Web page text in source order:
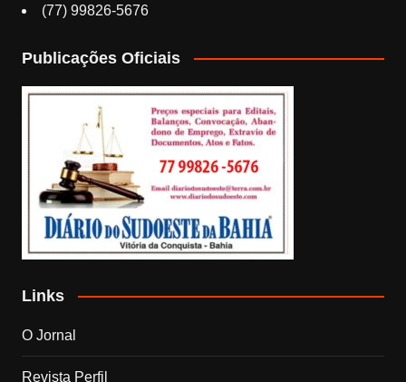
(77) 99826-5676
Publicações Oficiais
Links
O Jornal
Revista Perfil